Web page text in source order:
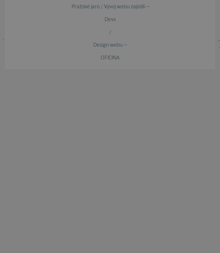
Pražské jaro / Vývoj webu zajistili —
Devx
/
Design webu —
OFICINA